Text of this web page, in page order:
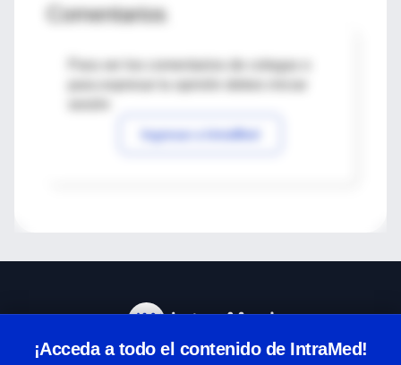
Comentarios
Para ver los comentarios de colegas o
Ingresar a IntraMed
¡Acceda a todo el contenido de IntraMed!